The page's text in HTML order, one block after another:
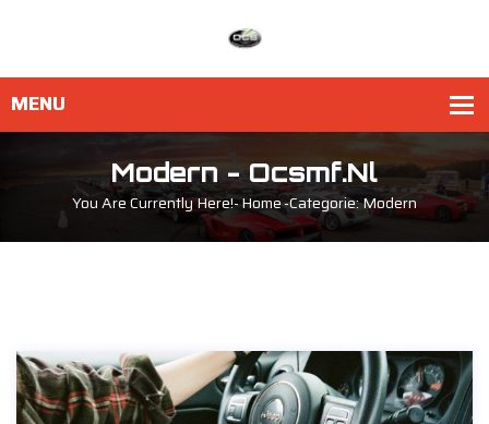
Modern - Ocsmf.nl
You Are Currently Here!-Home-Categorie: Modern